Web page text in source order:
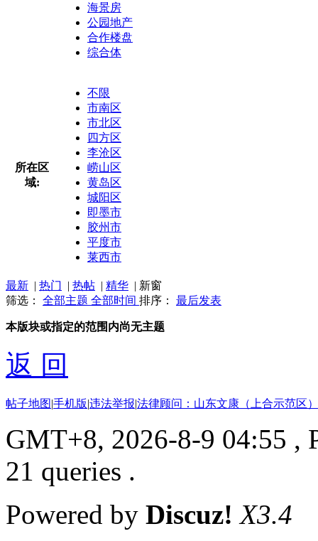
海景房
公园地产
合作楼盘
综合体
所在区
域:
不限
市南区
市北区
四方区
李沧区
崂山区
黄岛区
城阳区
即墨市
胶州市
平度市
莱西市
最新 | 热门 | 热帖 | 精华 | 新窗
筛选： 全部主题 全部时间 排序： 最后发表
本版块或指定的范围内尚无主题
返 回
帖子地图|手机版|违法举报|法律顾问：山东文康（上合示范区
GMT+8, 2026-8-9 04:55 ,
21 queries .
Powered by Discuz! X3.4